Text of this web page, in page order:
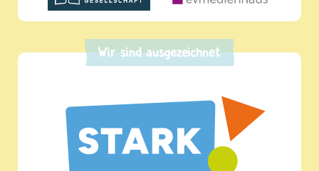
Wir sind ausgezeichnet